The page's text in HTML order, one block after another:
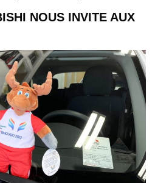
NOUS INVITE AUX